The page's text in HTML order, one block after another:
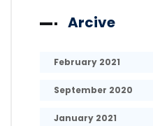
Arcive
February 2021
September 2020
January 2021